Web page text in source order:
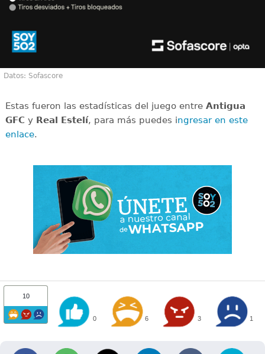
Datos: Sofascore
Estas fueron las estadísticas del juego entre Antigua
GFC y Real Estelí, para más puedes ingresar en este
enlace.
10
0 6 3 1